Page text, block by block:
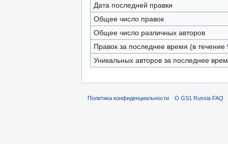
Дата последней правки
Общее число правок
Общее число различных авторов
Правок за последнее время (в течение
Уникальных авторов за последнее
Политика конфиденциальности О GS1 Russia FAQ